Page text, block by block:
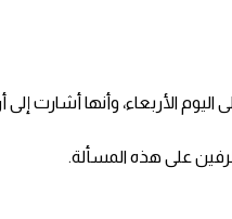
الأربعاء، وأنها أشارت إلى
على هذه المسألة.